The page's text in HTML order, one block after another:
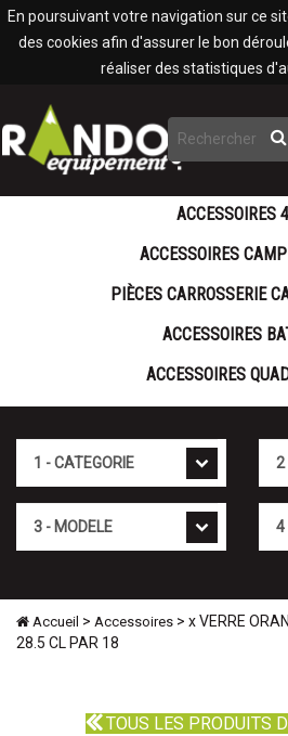
En poursuivant votre navigation sur ce
des cookies afin d'assurer le bon
réaliser des statistiques
ACCESSOIRES
ACCESSOIRES
PIÈCES CARROSSERIE
ACCESSOIRES
ACCESSOIRES
Accueil > Accessoires > x VERRE
28.5 CL PAR 18
TOUS LES PRODUITS
Panneau de gestion des cookies